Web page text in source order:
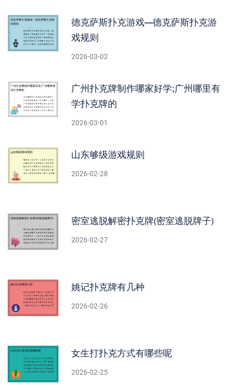
德克萨斯扑克游戏—德克萨斯扑克游
戏规则
2026-03-02
广州扑克牌制作哪家好学;广州哪里有
学扑克牌的
2026-03-01
山东够级游戏规则
2026-02-28
密室逃脱解密扑克牌(密室逃脱牌子)
2026-02-27
姚记扑克牌有几种
2026-02-26
女生打扑克方式有哪些呢
2026-02-25